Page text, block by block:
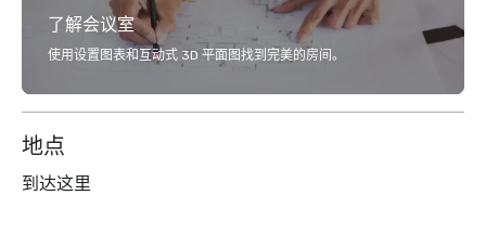
了解会议室
使用设置图表和互动式 3D 平面图找到完美的房间。
地点
到达这里